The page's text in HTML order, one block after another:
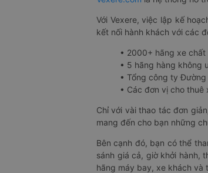
Với Vexere, việc lập kế
kết nối hành khách với các
• 2000+ hãng xe
• 5 hãng hàng không
• Tổng công ty Đường
• Các đơn vị cho
Chỉ với vài thao tác đơn
mang đến cho bạn những
Bên cạnh đó, bạn có thể
sánh giá cả, giờ khởi hành,
hãng máy bay, xe khách và